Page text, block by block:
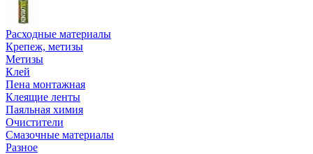
Расходные материалы
Крепеж, метизы
Метизы
Клей
Пена монтажная
Клеящие ленты
Паяльная химия
Очистители
Смазочные материалы
Разное